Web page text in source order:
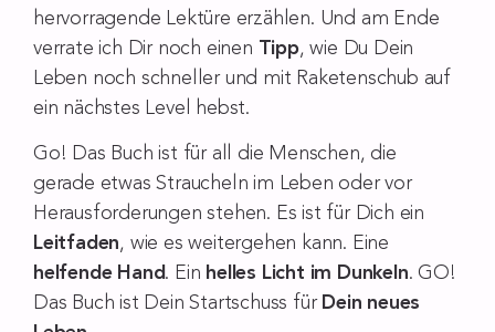
hervorragende Lektüre erzählen. Und am Ende
verrate ich Dir noch einen Tipp, wie Du Dein
Leben noch schneller und mit Raketenschub auf
ein nächstes Level hebst.
Go! Das Buch ist für all die Menschen, die
gerade etwas Straucheln im Leben oder vor
Herausforderungen stehen. Es ist für Dich ein
Leitfaden, wie es weitergehen kann. Eine
helfende Hand. Ein helles Licht im Dunkeln. GO!
Das Buch ist Dein Startschuss für Dein neues